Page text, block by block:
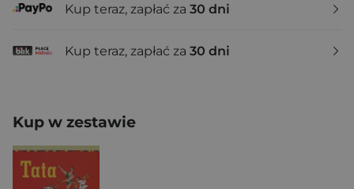
Kup teraz, zapłać za 30 dni
Kup teraz, zapłać za 30 dni
Kup w zestawie